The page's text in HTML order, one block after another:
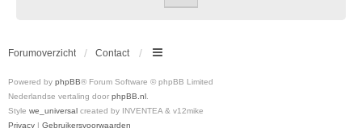
Forumoverzicht Contact
Powered by phpBB® Forum Software © phpBB Limited
Nederlandse vertaling door phpBB.nl .
Style we_universal created by INVENTEA & v12mike
Privacy
Gebruikersvoorwaarden